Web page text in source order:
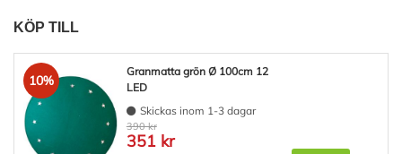
KÖP TILL
10%
Granmatta grön Ø 100cm 12
LED
Skickas inom 1-3 dagar
390 kr
351 kr